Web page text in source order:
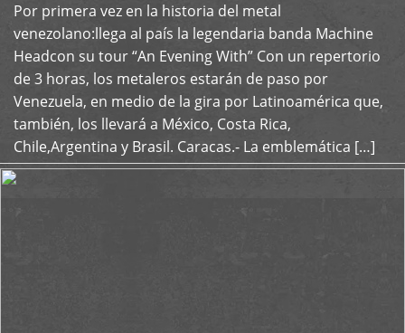
Por primera vez en la historia del metal
venezolano:llega al país la legendaria banda Machine
Headcon su tour “An Evening With” Con un repertorio
de 3 horas, los metaleros estarán de paso por
Venezuela, en medio de la gira por Latinoamérica que,
también, los llevará a México, Costa Rica,
Chile,Argentina y Brasil. Caracas.- La emblemática […]
+